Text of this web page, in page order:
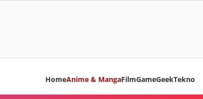
HomeAnime & MangaFilmGameGeekTekno